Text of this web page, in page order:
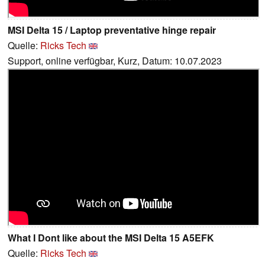
MSI Delta 15 / Laptop preventative hinge repair
Quelle: Ricks Tech
Support, online verfügbar, Kurz, Datum: 10.07.2023
What I Dont like about the MSI Delta 15 A5EFK
Quelle: Ricks Tech